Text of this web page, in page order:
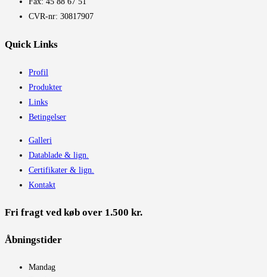
CVR-nr: 30817907
Quick Links
Profil
Produkter
Links
Betingelser
Galleri
Datablade & lign.
Certifikater & lign.
Kontakt
Fri fragt ved køb over 1.500 kr.
Åbningstider​
Mandag